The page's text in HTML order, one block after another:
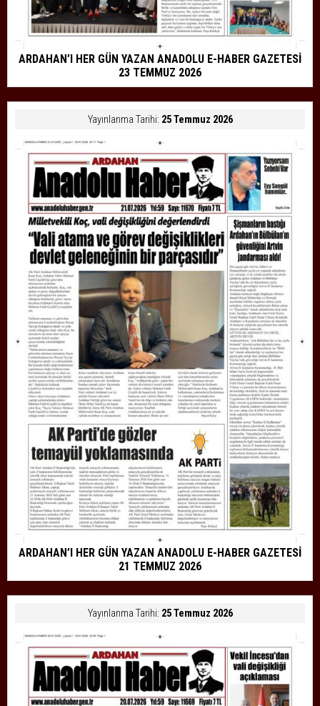
ARDAHAN’I HER GÜN YAZAN ANADOLU E-HABER GAZETESİ
23 TEMMUZ 2026
Yayınlanma Tarihi: 25 Temmuz 2026
ARDAHAN’I HER GÜN YAZAN ANADOLU E-HABER GAZETESİ
21 TEMMUZ 2026
Yayınlanma Tarihi: 25 Temmuz 2026